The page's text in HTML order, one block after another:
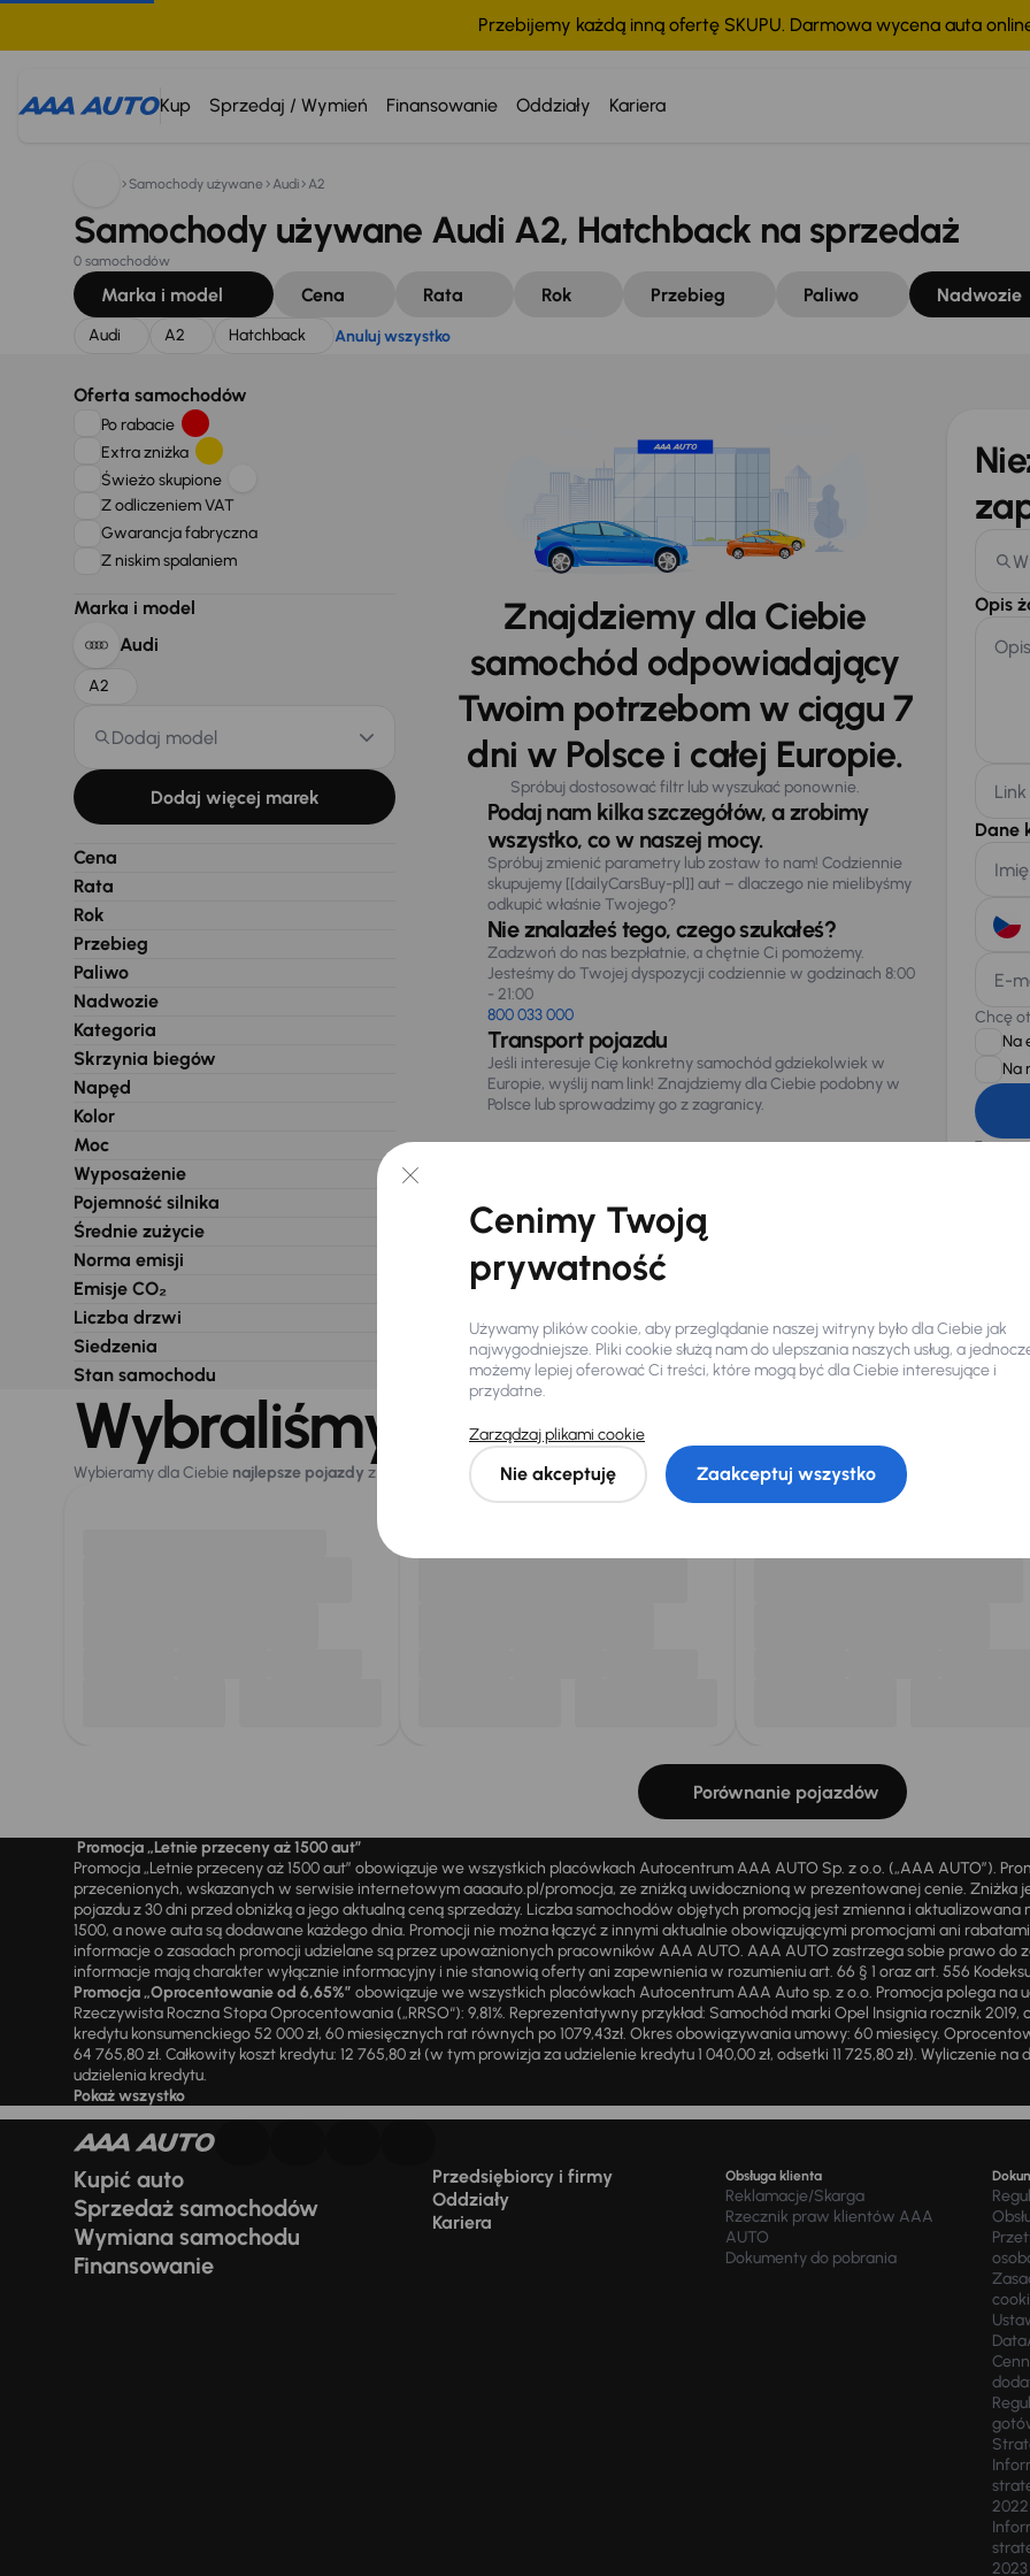
Przebijemy każdą inną ofertę SKUPU. Darmowa wycena auta
Kup Sprzedaj / Wymień Finansowanie Oddziały Kariera
Szukam: Anuluj wszystko
Samochody używane Audi A2
Samochody używane Audi A2, Hatchback na sprzedaż
0 samochodów
Marka i model Cena Rata Rok Przebieg Paliwo Nadwozie
Audi A2 Hatchback Anuluj wszystko
Oferta samochodów
Po rabacie
Extra zniżka
Świeżo skupione
Z odliczeniem VAT
Gwarancja fabryczna
Z niskim spalaniem
Marka i model
Audi
A2
Dodaj model
Dodaj więcej marek
Cena
Rata
Rok
Przebieg
Paliwo
Nadwozie
Kategoria
Skrzynia biegów
Napęd
Kolor
Moc
Wyposażenie
Pojemność silnika
Średnie zużycie
Norma emisji
Emisje CO₂
Liczba drzwi
Siedzenia
Stan samochodu
Znajdziemy dla Ciebie
samochód odpowiadający
Twoim potrzebom w ciągu 7
dni w Polsce i całej Europie.
Spróbuj dostosować filtr lub wyszukać ponownie.
Podaj nam kilka szczegółów, a zrobimy
wszystko, co w naszej mocy.
Spróbuj zmienić parametry lub zostaw to nam! Codziennie
skupujemy [[dailyCarsBuy-pl]] aut – dlaczego nie mielibyśmy
odkupić właśnie Twojego?
Nie znalazłeś tego, czego szukałeś?
Zadzwoń do nas bezpłatnie, a chętnie Ci pomożemy.
Jesteśmy do Twojej dyspozycji codziennie w godzinach 8:00
- 21:00
800 033 000
Transport pojazdu
Jeśli interesuje Cię konkretny samochód gdziekolwiek w
Europie, wyślij nam link! Znajdziemy dla Ciebie podobny w
Polsce lub sprowadzimy go z zagranicy.
Opis
Dane
E-
Chcę
Na
Na
874/15,
Wybraliśmy dla Ciebie
Wybieramy dla Ciebie najlepsze pojazdy z naszej oferty. Kupimy dla Ciebiedo 400 pojazdówkażdego dnia.
Porównanie pojazdów
Promocja „Letnie przeceny aż 1500 aut”
Promocja „Letnie przeceny aż 1500 aut” obowiązuje we wszystkich placówkach Autocentrum AAA AUTO Sp. z o.o. („AAA AUTO”).
przecenionych, wskazanych w serwisie internetowym aaaauto.pl/promocja, ze zniżką uwidocznioną w prezentowanej cenie. Zniżka
pojazdu z 30 dni przed obniżką a jego aktualną ceną sprzedaży. Liczba samochodów objętych promocją jest zmienna i
1500, a nowe auta są dodawane każdego dnia. Promocji nie można łączyć z innymi aktualnie obowiązującymi promocjami ani
informacje o zasadach promocji udzielane są przez upoważnionych pracowników AAA AUTO. AAA AUTO zastrzega sobie prawo
informacje mają charakter wyłącznie informacyjny i nie stanowią oferty ani zapewnienia w rozumieniu art. 66 § 1 oraz art. 556
Promocja „Oprocentowanie od 6,65%” obowiązuje we wszystkich placówkach Autocentrum AAA Auto sp. z o.o. Promocja polega na
Rzeczywista Roczna Stopa Oprocentowania („RRSO“): 9,81%. Reprezentatywny przykład: Samochód marki Opel Insignia rocznik 2019,
kredytu konsumenckiego 52 000 zł, 60 miesięcznych rat równych po 1079,43zł. Okres obowiązywania umowy: 60 miesięcy.
64 765,80 zł. Całkowity koszt kredytu: 12 765,80 zł (w tym prowizja za udzielenie kredytu 1 040,00 zł, odsetki 11 725,80 zł). Wyliczenie
udzielenia kredytu.
Pokaż wszystko
Kupić auto
Sprzedaż samochodów
Wymiana samochodu
Finansowanie
Przedsiębiorcy i firmy
Oddziały
Kariera
Obsługa klienta
Reklamacje/Skarga
Rzecznik praw klientów AAA
AUTO
Dokumenty do pobrania
2022
2023
Cenimy Twoją
prywatność
Używamy plików cookie, aby przeglądanie naszej witryny było dla Ciebie jak
najwygodniejsze. Pliki cookie służą nam do ulepszania naszych usług, a
możemy lepiej oferować Ci treści, które mogą być dla Ciebie interesujące i
przydatne.
Zarządzaj plikami cookie
Nie akceptuję Zaakceptuj wszystko